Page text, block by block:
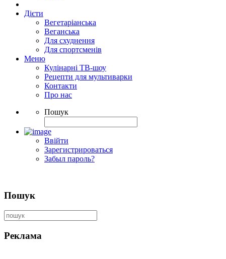
Дієти
Вегетаріанська
Веганська
Для схуднення
Для спортсменів
Меню
Кулінарні ТВ-шоу
Рецепти для мультиварки
Контакти
Про нас
Пошук
Ввійти
Зарегистрироваться
Забыл пароль?
Пошук
Реклама